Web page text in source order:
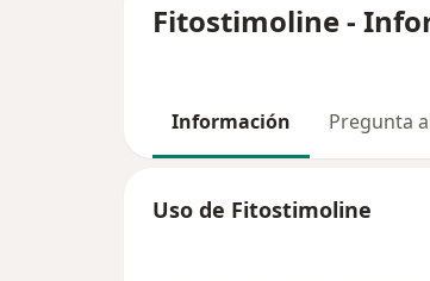
Fitostimoline -
Información Pregunta
Uso de Fitostimoline